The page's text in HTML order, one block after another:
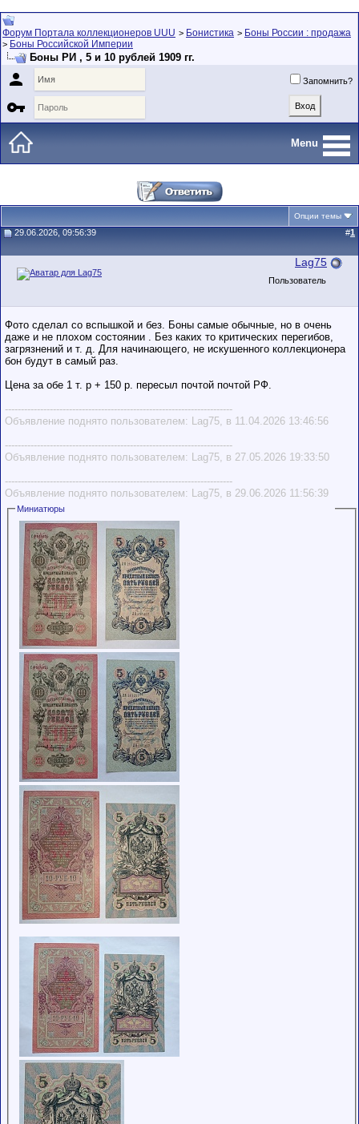
Форум Портала коллекционеров UUU > Бонистика > Боны России : продажа
> Боны Российской Империи
Боны РИ , 5 и 10 рублей 1909 гг.
 Запомнить?

Menu
Опции темы
29.06.2026, 09:56:39 #1
Lag75
Пользователь
Фото сделал со вспышкой и без. Боны самые обычные, но в очень
даже и не плохом состоянии . Без каких то критических перегибов,
загрязнений и т. д. Для начинающего, не искушенного коллекционера
бон будут в самый раз.
Цена за обе 1 т. р + 150 р. пересыл почтой почтой РФ.
-----------------------------------------------------------------------
Объявление поднято пользователем: Lag75, в 11.04.2026 13:46:56
-----------------------------------------------------------------------
Объявление поднято пользователем: Lag75, в 27.05.2026 19:33:50
-----------------------------------------------------------------------
Объявление поднято пользователем: Lag75, в 29.06.2026 11:56:39
Миниатюры